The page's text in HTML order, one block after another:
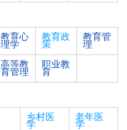
教育心
理学
教育政
策
教育管
理
高等教
育管理
职业教
育
乡村医
学
老年医
学